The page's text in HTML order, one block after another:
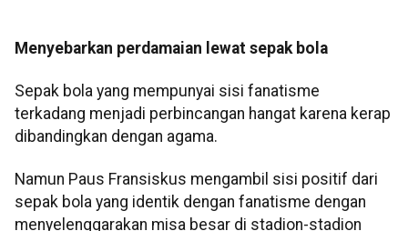
Menyebarkan perdamaian lewat sepak bola
Sepak bola yang mempunyai sisi fanatisme
terkadang menjadi perbincangan hangat karena kerap
dibandingkan dengan agama.
Namun Paus Fransiskus mengambil sisi positif dari
sepak bola yang identik dengan fanatisme dengan
menyelenggarakan misa besar di stadion-stadion